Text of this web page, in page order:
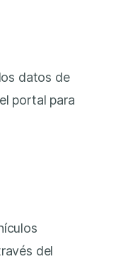
datos de
portal para
del